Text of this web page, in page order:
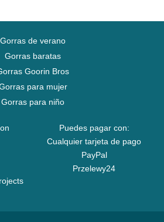
Gorras de verano
Gorras baratas
Goorin Bros
para mujer
Gorras para niño
Puedes pagar con:
Cualquier tarjeta de pago
PayPal
Przelewy24